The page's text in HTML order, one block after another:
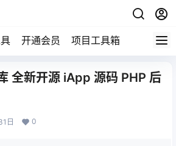
开通会员 项目工具箱
全新开源 iApp 源码 PHP 后
日 0